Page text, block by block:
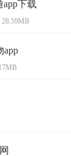
app下载
28.59MB
app